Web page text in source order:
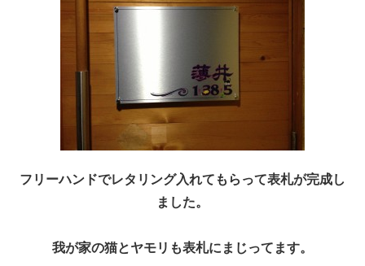
フリーハンドでレタリング入れてもらって表札が完成し
ました。
我が家の猫とヤモリも表札にまじってます。